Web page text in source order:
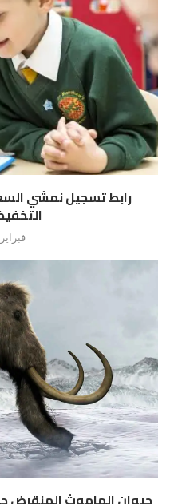
رابط تسجيل نمشي
فبراير 1, 2026